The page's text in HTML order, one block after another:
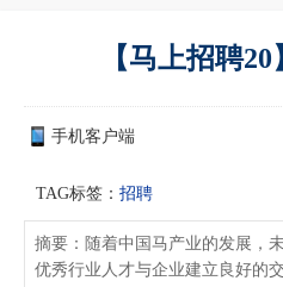
【马上招聘
手机客户端
TAG标签： 招聘
摘要：随着中国马产业的发展，
优秀行业人才与企业建立良好的交